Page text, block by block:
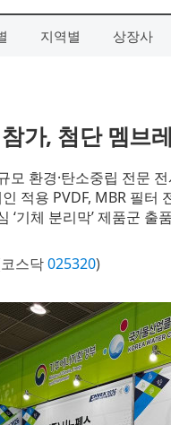
지역별 상장사
참가, 첨단 멤브
모 환경·탄소중립 전문
적용 PVDF, MBR 필터
‘기체 분리막’ 제품군 출
스닥025320)